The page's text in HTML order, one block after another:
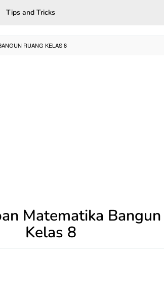
Tips and Tricks
RUANG KELAS 8
Matematika
Kelas 8